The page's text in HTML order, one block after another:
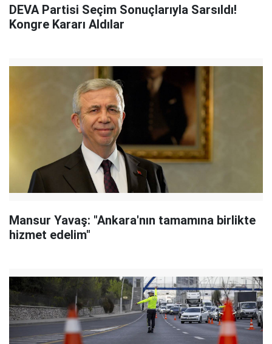
DEVA Partisi Seçim Sonuçlarıyla Sarsıldı!
Kongre Kararı Aldılar
Mansur Yavaş: "Ankara'nın tamamına birlikte
hizmet edelim"